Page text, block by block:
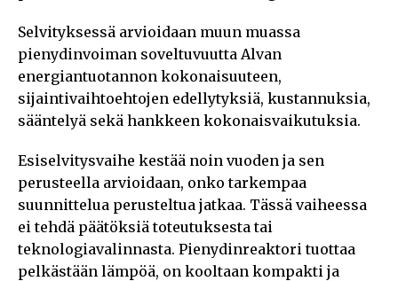
Selvityksessä arvioidaan muun muassa
pienydinvoiman soveltuvuutta Alvan
energiantuotannon kokonaisuuteen,
sijaintivaihtoehtojen edellytyksiä, kustannuksia,
sääntelyä sekä hankkeen kokonaisvaikutuksia.
Esiselvitysvaihe kestää noin vuoden ja sen
perusteella arvioidaan, onko tarkempaa
suunnittelua perusteltua jatkaa. Tässä vaiheessa
ei tehdä päätöksiä toteutuksesta tai
teknologiavalinnasta. Pienydinreaktori tuottaa
pelkästään lämpöä, on kooltaan kompakti ja